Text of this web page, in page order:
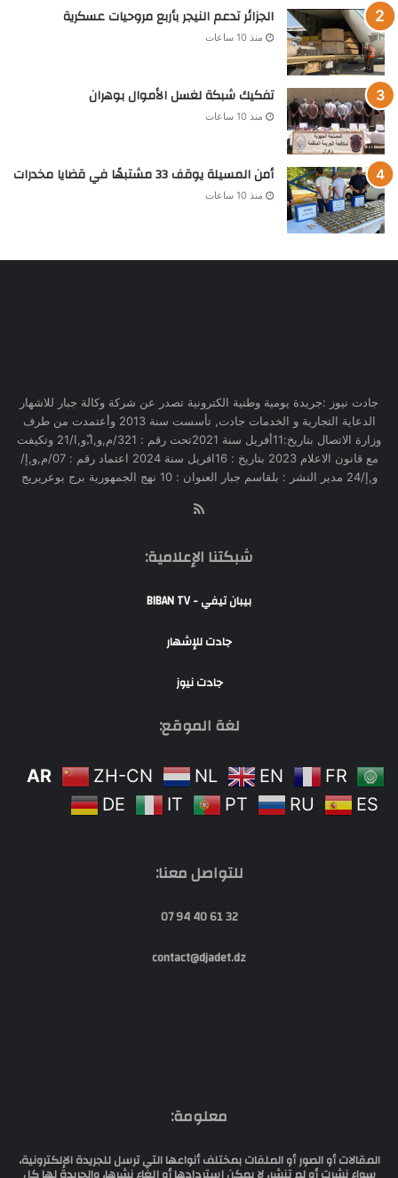
الجزائر تدعم النيجر بأربع مروحيات عسكرية
منذ 10 ساعات
تفكيك شبكة لغسل الأموال بوهران
منذ 10 ساعات
أمن المسيلة يوقف 33 مشتبهًا في قضايا مخدرات
منذ 10 ساعات
جادت نيوز :جريدة يومية وطنية الكترونية تصدر عن شركة وكالة جبار للاشهار
الدعاية التجارية و الخدمات جادت, تأسست سنة 2013 وأعتمدت من طرف
وزارة الاتصال بتاريخ:11أفريل سنة 2021تحت رقم : 321/م,و,ا,ّو,ا/21 وتكيفت
مع قانون الاعلام 2023 بتاريخ : 16افريل سنة 2024 اعتماد رقم : 07/م,و,إ/
و,إ/24 مدير النشر : بلقاسم جبار العنوان : 10 نهج الجمهورية برج بوعريريج
شبكتنا الإعلامية:
بيبان تيفي - BIBAN TV
جادت للإشهار
جادت نيوز
لغة الموقع:
AR ZH-CN NL EN
FR
DE
IT PT RU ES
للتواصل معنا:
32 61 40 94 07
contact@djadet.dz
معلومة:
المقالات أو الصور أو الملفات بمختلف أنواعها التي ترسل للجريدة الإلكترونية،